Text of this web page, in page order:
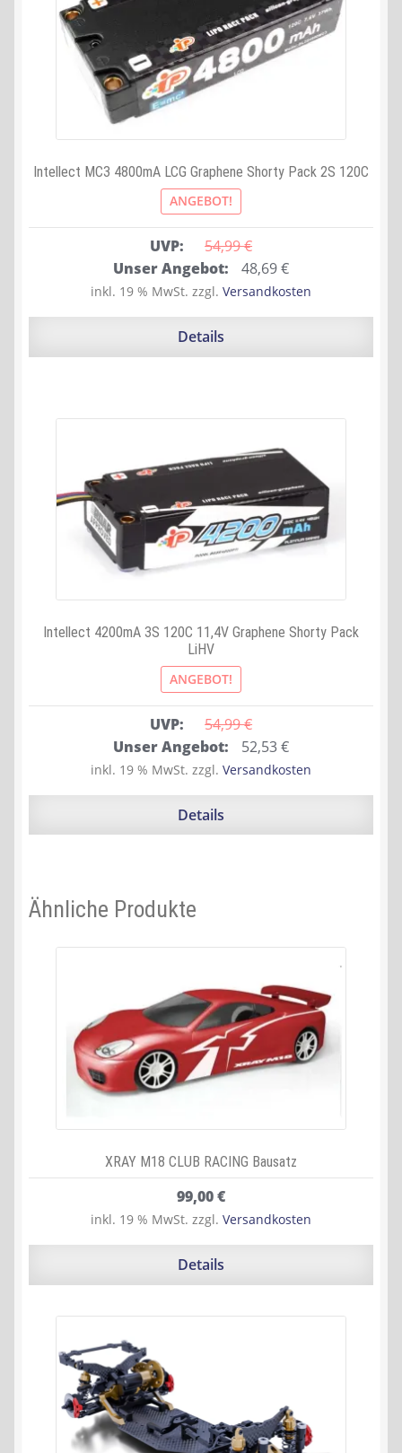
Intellect MC3 4800mA LCG Graphene Shorty Pack 2S 120C
ANGEBOT!
UVP: 54,99 €
Ursprünglicher
Preis
war:
Unser Angebot: 48,69€Aktueller
Preis
ist:
inkl. 19 % MwSt. zzgl. Versandkosten
Details
Intellect 4200mA 3S 120C 11,4V Graphene Shorty Pack
LiHV
ANGEBOT!
UVP: 54,99 €
Ursprünglicher
Preis
war:
Unser Angebot: 52,53€Aktueller
Preis
ist:
inkl. 19 % MwSt. zzgl. Versandkosten
Details
Ähnliche Produkte
XRAY M18 CLUB RACING Bausatz
99,00€
inkl. 19 % MwSt. zzgl. Versandkosten
Details